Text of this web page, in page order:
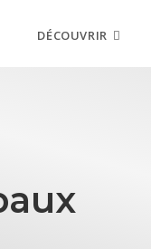
DÉCOUVRIR